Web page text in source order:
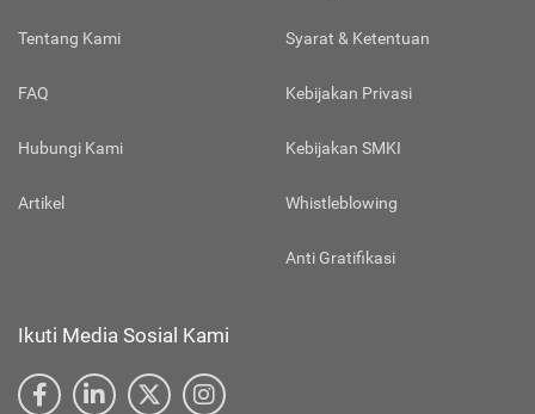
Tentang Kami
FAQ
Hubungi Kami
Artikel
Syarat & Ketentuan
Kebijakan Privasi
Kebijakan SMKI
Whistleblowing
Anti Gratifikasi
Ikuti Media Sosial Kami